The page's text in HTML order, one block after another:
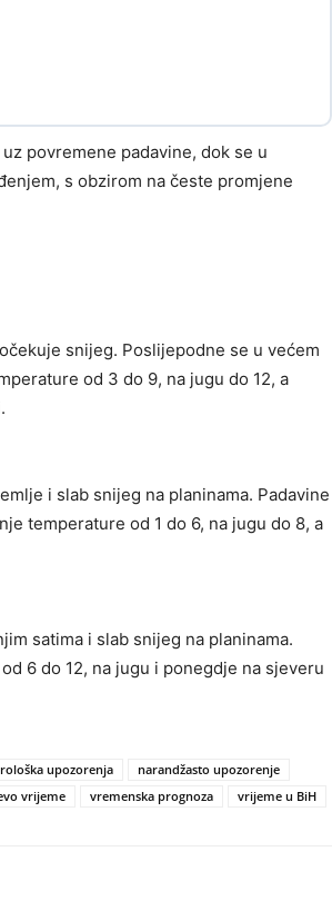
povremene padavine, dok se u
s obzirom na česte promjene
snijeg. Poslijepodne se u većem
od 3 do 9, na jugu do 12, a
i slab snijeg na planinama. Padavine
temperature od 1 do 6, na jugu do 8, a
satima i slab snijeg na planinama.
6 do 12, na jugu i ponegdje na sjeveru
upozorenja
narandžasto upozorenje
vrijeme vremenska prognoza vrijeme u BiH